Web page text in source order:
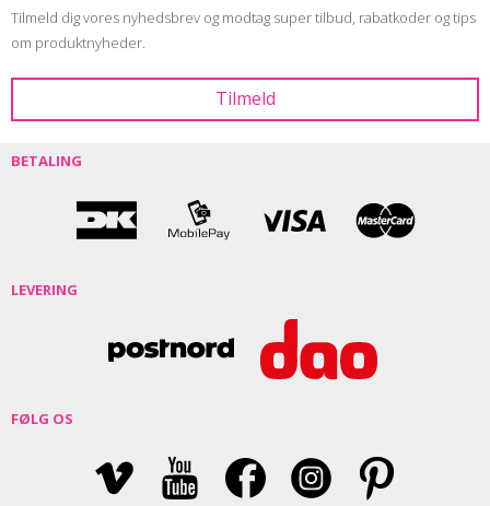
Tilmeld dig vores nyhedsbrev og modtag super tilbud, rabatkoder og tips
om produktnyheder.
BETALING
LEVERING
FØLG OS